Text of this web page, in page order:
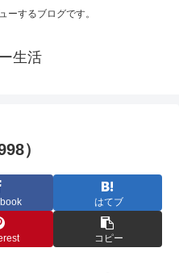
ーするブログです。
生活
）
はてブ
コピー